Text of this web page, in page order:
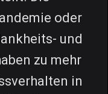
oder
und
zu mehr
in